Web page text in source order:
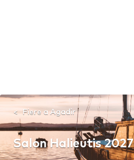
Fiere a Agadir
Salon Halieutis 2027